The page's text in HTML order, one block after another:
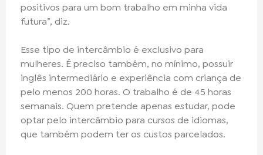
positivos para um bom trabalho em minha vida
futura”, diz.
Esse tipo de intercâmbio é exclusivo para
mulheres. É preciso também, no mínimo, possuir
inglês intermediário e experiência com criança de
pelo menos 200 horas. O trabalho é de 45 horas
semanais. Quem pretende apenas estudar, pode
optar pelo intercâmbio para cursos de idiomas,
que também podem ter os custos parcelados.